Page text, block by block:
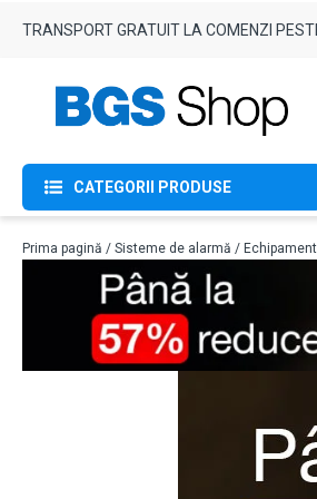
TRANSPORT GRATUIT LA COMENZI
CATEGORII PRODUSE
Prima pagină / Sisteme de alarmă /